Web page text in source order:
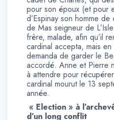
pour son époux (et pour
d’Espinay son homme
de Mas seigneur de
frère, malade, afin qu’il
cardinal accepta, mais
demanda de garder le
accordé. Anne et Pierre
à attendre pour
cardinal mourut le 13
année.
« Election » à
d’un long conflit